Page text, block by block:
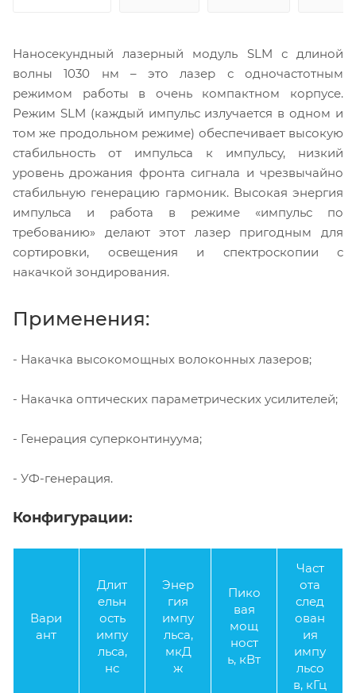
Наносекундный лазерный модуль SLM с длиной
волны 1030 нм – это лазер с одночастотным
режимом работы в очень компактном корпусе.
Режим SLM (каждый импульс излучается в одном и
том же продольном режиме) обеспечивает высокую
стабильность от импульса к импульсу, низкий
уровень дрожания фронта сигнала и чрезвычайно
стабильную генерацию гармоник. Высокая энергия
импульса и работа в режиме «импульс по
требованию» делают этот лазер пригодным для
сортировки, освещения и спектроскопии с
накачкой зондирования.
Применения:
- Накачка высокомощных волоконных лазеров;
- Накачка оптических параметрических усилителей;
- Генерация суперконтинуума;
- УФ-генерация.
Конфигурации:
Вари
ант
Длит
ельн
ость
импу
льса,
нс
Энер
гия
импу
льса,
мкД
ж
Пико
вая
мощ
ност
ь, кВт
Част
ота
след
ован
ия
импу
льсо
в, кГц